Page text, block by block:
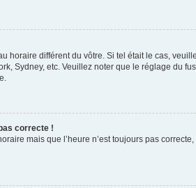
horaire différent du vôtre. Si tel était le cas,
Sydney, etc. Veuillez noter que le réglage du
correcte !
mais que l’heure n’est toujours pas